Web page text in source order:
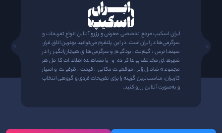
ایران اسکیپ مرجع تخصصی معرفی و رزرو آنلاین انواع تفریحات و
سرگرمی‌ها در ایران است. در این پلتفرم می‌توانید بهترین اتاق فرار،
سینما ترس، گیم‌نت، بردگیم و سرگرمی‌های هیجان‌انگیز را در
شهرهای مختلف پیدا کرده و با مشاهده اطلاعات کامل هر
مجموعه شامل ژانر، موقعیت مکانی، قیمت، ظرفیت و امتیاز
کاربران، مناسب‌ترین گزینه را برای تفریحات فردی و گروهی انتخاب
و به‌صورت آنلاین رزرو کنید.